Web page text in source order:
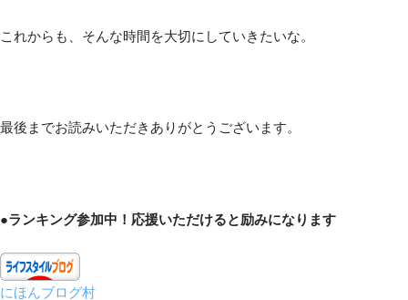
これからも、そんな時間を大切にしていきたいな。
最後までお読みいただきありがとうございます。
●ランキング参加中！応援いただけると励みになります
にほんブログ村